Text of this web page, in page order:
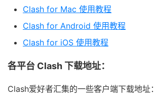
Clash for Mac 使用教程
Clash for Android 使用教程
Clash for iOS 使用教程
各平台 Clash 下载地址：
Clash爱好者汇集的一些客户端下载地址：